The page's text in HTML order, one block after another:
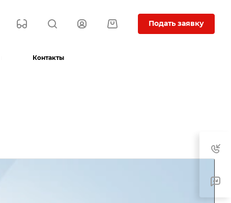
Подать заявку
Контакты